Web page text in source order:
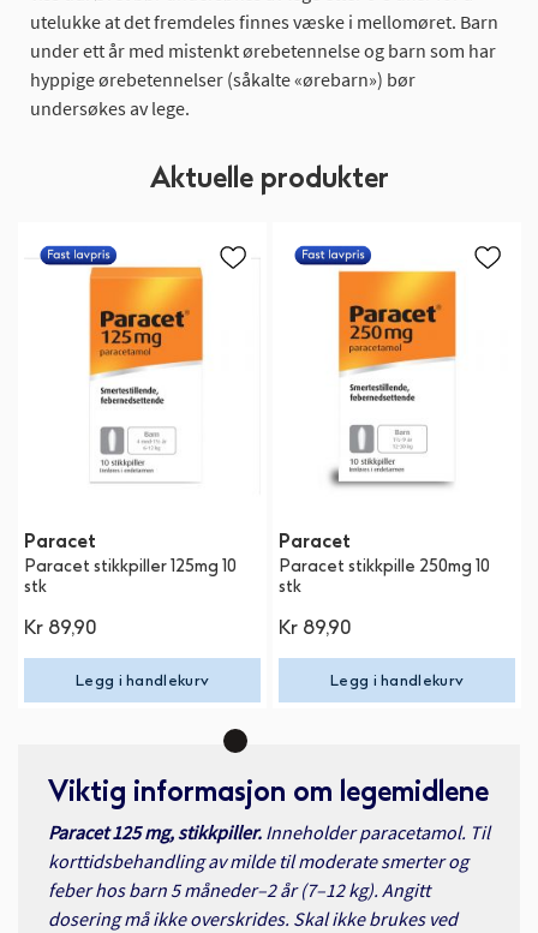
utelukke at det fremdeles finnes væske i mellomøret. Barn
under ett år med mistenkt ørebetennelse og barn som har
hyppige ørebetennelser (såkalte «ørebarn») bør
undersøkes av lege.
Aktuelle produkter
Paracet
Paracet stikkpiller 125mg 10
stk
Kr 89,90
Legg i handlekurv
Paracet
Paracet stikkpille 250mg 10
stk
Kr 89,90
Legg i handlekurv
Viktig informasjon om legemidlene
Paracet 125 mg, stikkpiller. Inneholder paracetamol. Til
korttidsbehandling av milde til moderate smerter og
feber hos barn 5 måneder–2 år (7–12 kg). Angitt
dosering må ikke overskrides. Skal ikke brukes ved